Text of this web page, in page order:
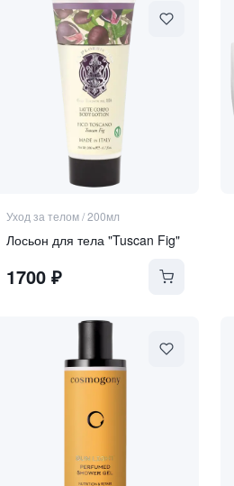
Уход за телом/200мл
Лосьон для тела "Tuscan Fig"
1700 ₽